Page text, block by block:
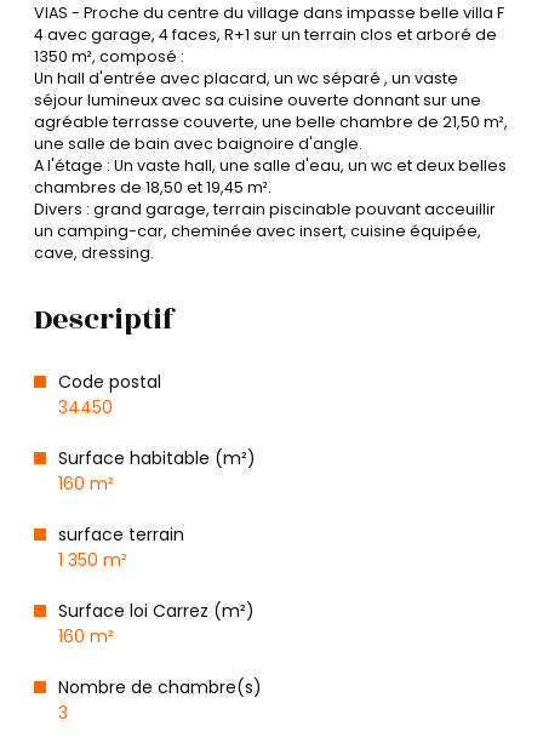
VIAS - Proche du centre du village dans impasse belle villa F
4 avec garage, 4 faces, R+1 sur un terrain clos et arboré de
1350 m², composé :
Un hall d'entrée avec placard, un wc séparé , un vaste
séjour lumineux avec sa cuisine ouverte donnant sur une
agréable terrasse couverte, une belle chambre de 21,50 m²,
une salle de bain avec baignoire d'angle.
A l'étage : Un vaste hall, une salle d'eau, un wc et deux belles
chambres de 18,50 et 19,45 m².
Divers : grand garage, terrain piscinable pouvant acceuillir
un camping-car, cheminée avec insert, cuisine équipée,
cave, dressing.
Descriptif
Code postal
34450
Surface habitable (m²)
160 m²
surface terrain
1 350 m²
Surface loi Carrez (m²)
160 m²
Nombre de chambre(s)
3